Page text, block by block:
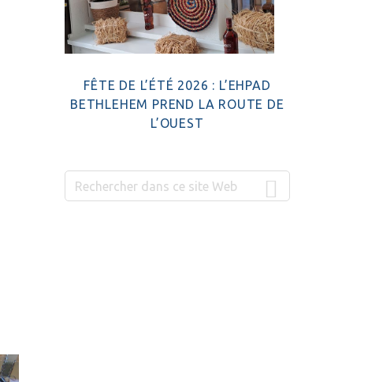
FÊTE DE L’ÉTÉ 2026 : L’EHPAD
BETHLEHEM PREND LA ROUTE DE
L’OUEST
Rechercher
dans